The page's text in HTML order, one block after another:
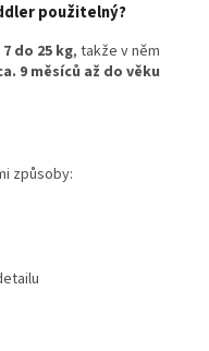
použitelný?
do 25 kg, takže v něm
9 měsíců až do věku
způsoby: